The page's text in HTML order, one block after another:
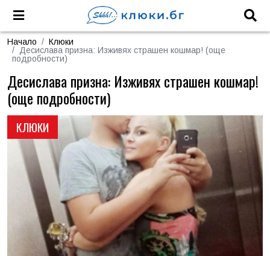
Начало
Клюки
Десислава призна: Изживях страшен кошмар! (още
подробности)
КЛЮКИ
Десислава призна: Изживях страшен кошмар!
(още подробности)